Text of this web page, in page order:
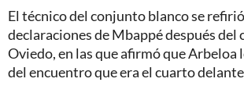
El técnico del conjunto blanco se
declaraciones de Mbappé después del
Oviedo, en las que afirmó que Arbeloa
del encuentro que era el cuarto